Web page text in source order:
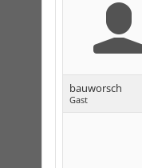
bauworsch
Gast